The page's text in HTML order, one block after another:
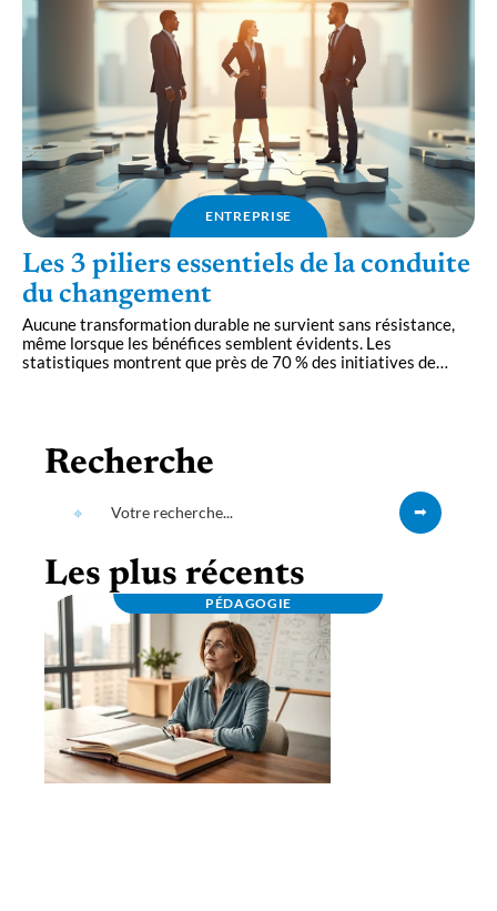
ENTREPRISE
Les 3 piliers essentiels de la conduite
du changement
Aucune transformation durable ne survient sans résistance,
même lorsque les bénéfices semblent évidents. Les
statistiques montrent que près de 70 % des initiatives de…
Recherche
Les plus récents
PÉDAGOGIE